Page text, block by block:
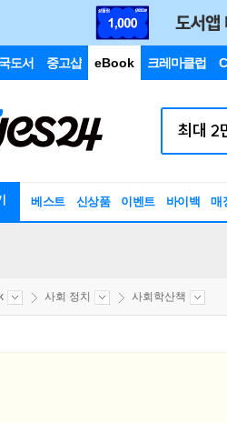
도서 중고샵 eBook 크레마클럽
베스트 신상품 이벤트 바이백 매
사회 정치 사회학산책